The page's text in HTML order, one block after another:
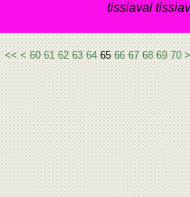
tissiaval
<< < 10
20
30
40
50
60 61 62 63 64 65 66 67 68 69 70 >